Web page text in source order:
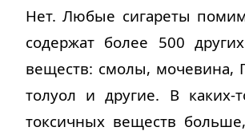
Нет. Любые сигареты
содержат более 500
веществ: смолы, мочевина,
толуол и другие. В каких-
токсичных веществ